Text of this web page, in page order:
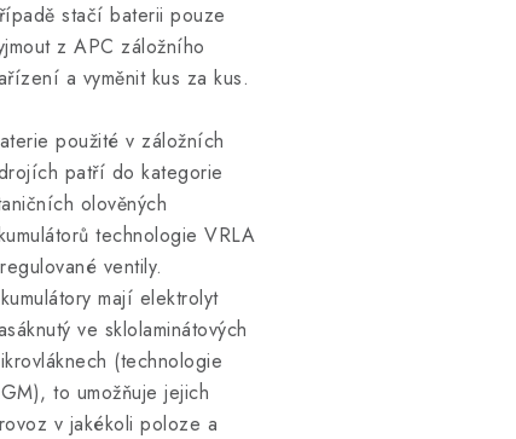
stačí baterii pouze
z APC záložního
a vyměnit kus za kus.
použité v záložních
patří do kategorie
olověných
technologie VRLA
ventily.
mají elektrolyt
ve sklolaminátových
(technologie
to umožňuje jejich
v jakékoli poloze a